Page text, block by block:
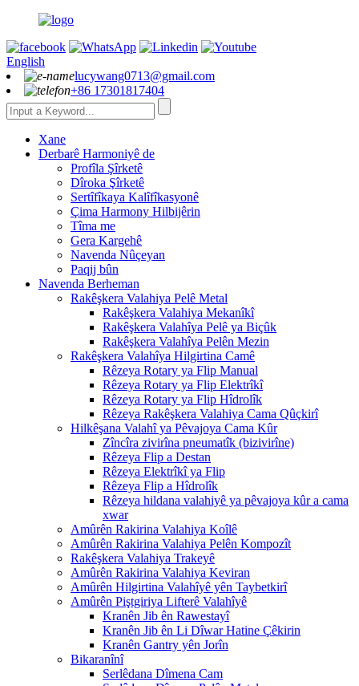
English
lucywang0713@gmail.com
+86 17301817404
Xane
Derbarê Harmoniyê de
Profîla Şîrketê
Dîroka Şîrketê
Sertîfîkaya Kalîfîkasyonê
Çima Harmony Hilbijêrin
Tîma me
Gera Kargehê
Navenda Nûçeyan
Paqij bûn
Navenda Berheman
Rakêşkera Valahiya Pelê Metal
Rakêşkera Valahiya Mekanîkî
Rakêşkera Valahîya Pelê ya Biçûk
Rakêşkera Valahîya Pelên Mezin
Rakêşkera Valahîya Hilgirtina Camê
Rêzeya Rotary ya Flip Manual
Rêzeya Rotary ya Flip Elektrîkî
Rêzeya Rotary ya Flip Hîdrolîk
Rêzeya Rakêşkera Valahiya Cama Qûçkirî
Hilkêşana Valahî ya Pêvajoya Cama Kûr
Zîncîra zivirîna pneumatîk (bizivirîne)
Rêzeya Flip a Destan
Rêzeya Elektrîkî ya Flip
Rêzeya Flip a Hîdrolîk
Rêzeya hildana valahiyê ya pêvajoya kûr a cama
xwar
Amûrên Rakirina Valahiya Koîlê
Amûrên Rakirina Valahiya Pelên Kompozît
Rakêşkera Valahiya Trakeyê
Amûrên Rakirina Valahiya Keviran
Amûrên Hilgirtina Valahîyê yên Taybetkirî
Amûrên Piştgiriya Lifterê Valahîyê
Kranên Jib ên Rawestayî
Kranên Jib ên Li Dîwar Hatine Çêkirin
Kranên Gantry yên Jorîn
Bikaranînî
Serlêdana Dîmena Cam